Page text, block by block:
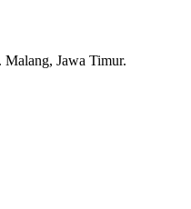
Jawa Timur.